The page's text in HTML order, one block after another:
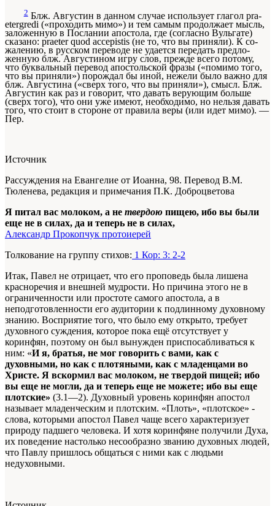
2Блж. Августин в данном случае использует глагол pra­
etergredi («проходить мимо») и тем самым продолжает мысль,
заложенную в Послании апостола, где (согласно Вульгате)
сказано: praeter quod accepistis (не то, что вы приняли). К со­
жалению, в русском переводе не удается передать предло­
женную блж. Августином игру слов, прежде всего потому,
что буквальный перевод апостольской фразы («помимо то­го,
что вы приняли») порождал бы иной, нежели было важ­но для
блж. Августина («сверх того, что вы приняли»), смысл. Блж.
Августин как раз и говорит, что давать верующим боль­ше
(сверх того), что они уже имеют, необходимо, но нельзя давать
того, что стоит в стороне от правила веры (или идет мимо). —
Пер.
Источник
Рассуждения на Евангелие от Иоанна, 98. Перевод В.М.
Тюленева, редакция и примечания П.К. Доброцветова
Я питал вас молоком, а не твердою пищею, ибо вы были
еще не в силах, да и теперь не в силах,
Александр Прокопчук протоиерей
Толкование на группу стихов: 1 Кор: 3: 2-2
Итак, Павел не отрицает, что его проповедь была лишена
красноречия и внешней мудрости. Но причина этого не в
ограниченности или простоте самого апостола, а в
неподготовленности его аудитории к подлинному духовному
знанию. Восприятие того, что было ему открыто, требует
духовного суждения, которое пока ещё отсутствует у
коринфян, поэтому он был вынужден приспосабливаться к
ним: «И я, братья, не мог говорить с вами, как с
духовными, но как с плотяными, как с младенцами во
Христе. Я вскормил вас молоком, не твердой пищей; ибо
вы еще не могли, да и теперь еще не можете; ибо вы еще
плотские» (3.1—2). Духовный уровень коринфян апостол
называет младенческим и плотским. «Плоть», «плотское» -
слова, которыми апостол Павел чаще всего характеризует
природу падшего человека. И хотя коринфяне получили Духа,
их поведение настолько несообразно званию духовных людей,
что Павлу пришлось общаться с ними как с людьми
недуховными.